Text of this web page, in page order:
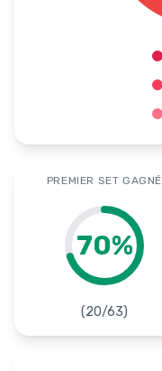
PREMIER SET GAGNÉ
70%
(20/63)